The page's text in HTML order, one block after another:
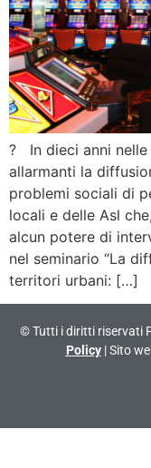
? In dieci anni nelle
allarmanti la
problemi sociali di
locali e delle Asl
alcun potere di
nel seminario “La
territori urbani: […]
© Tutti i diritti riservati
Policy| Sito